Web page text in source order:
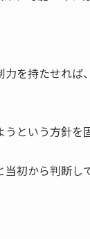
を持たせれば
という方針を
初から判断し